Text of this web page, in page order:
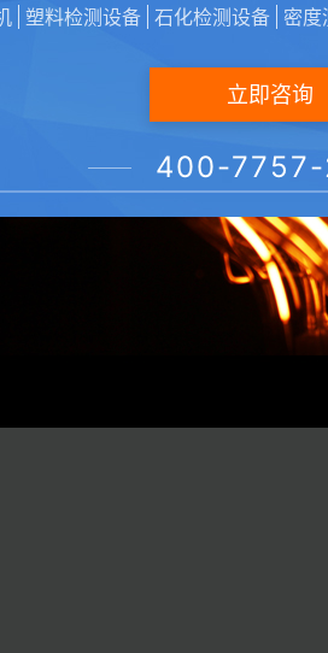
塑料检测设备 石化检测设备 密度
立即咨询
400-